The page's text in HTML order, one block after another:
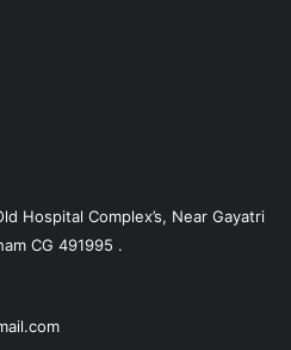
Hospital Complex’s, Near Gayatri
CG 491995 .